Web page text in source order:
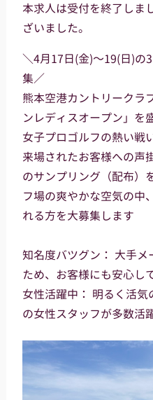
本求人は受付を終了しま
ざいました。
＼4月17日(金)～19(日)の
集／
熊本空港カントリークラ
ンレディスオープン」を
女子プロゴルフの熱い戦
来場されたお客様への声
のサンプリング（配布）
フ場の爽やかな空気の中
れる方を大募集します
知名度バツグン： 大手メ
ため、お客様にも安心し
女性活躍中： 明るく活
の女性スタッフが多数活